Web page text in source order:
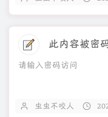
此内容被密
请输入密码访问
虫虫不咬人